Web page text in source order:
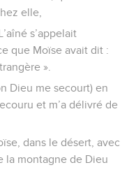
elle,
s’appelait
que Moïse avait dit :
».
Dieu me secourt) en
et m’a délivré de
dans le désert, avec
la montagne de Dieu